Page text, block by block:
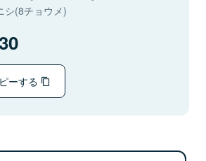
シ(8チョウメ)
ーする